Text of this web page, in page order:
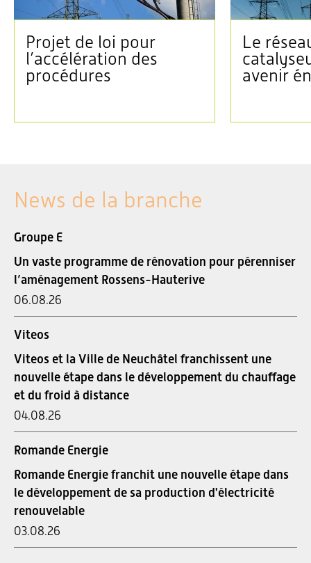
Projet de loi pour
l’accélération des
procédures
Le
avenir
News de la branche
Groupe E
Un vaste programme de rénovation pour pérenniser
l’aménagement Rossens-Hauterive
06.08.26
Viteos
Viteos et la Ville de Neuchâtel franchissent une
nouvelle étape dans le développement du chauffage
et du froid à distance
04.08.26
Romande Energie
Romande Energie franchit une nouvelle étape dans
le développement de sa production d'électricité
renouvelable
03.08.26